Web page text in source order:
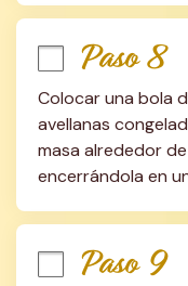
Paso 8
Colocar una bola
avellanas
masa alrededor
encerrándola en
Paso 9